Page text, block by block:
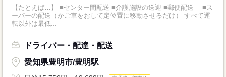
【たとえば…】 ■センター間配送 ■介護施設の送迎 ■郵便配送 ■ス
ーパーの配送（かご車をおして定位置に移動させるだけ） すべて運
転以外は最低...
ドライバー・配達・配送
愛知県豊明市/豊明駅